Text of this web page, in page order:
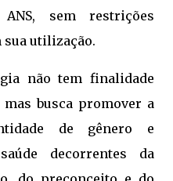
sem restrições
sua utilização.
não tem finalidade
busca promover a
de gênero e
decorrentes da